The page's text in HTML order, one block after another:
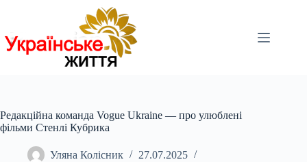
Редакційна команда Vogue Ukraine — про улюблені
фільми Стенлі Кубрика
Уляна Колісник
27.07.2025